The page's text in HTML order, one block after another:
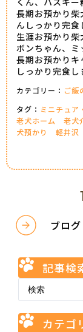
長期お預かり柴
んしっかり完食
生涯お預かり
ボンちゃん、ミ
長期お預かり
しっかり完食し
カテゴリー： ご飯
タグ： ミニチュア
老犬ホーム
老犬
犬預かり
軽井沢
ブロ
記事検
カテゴ